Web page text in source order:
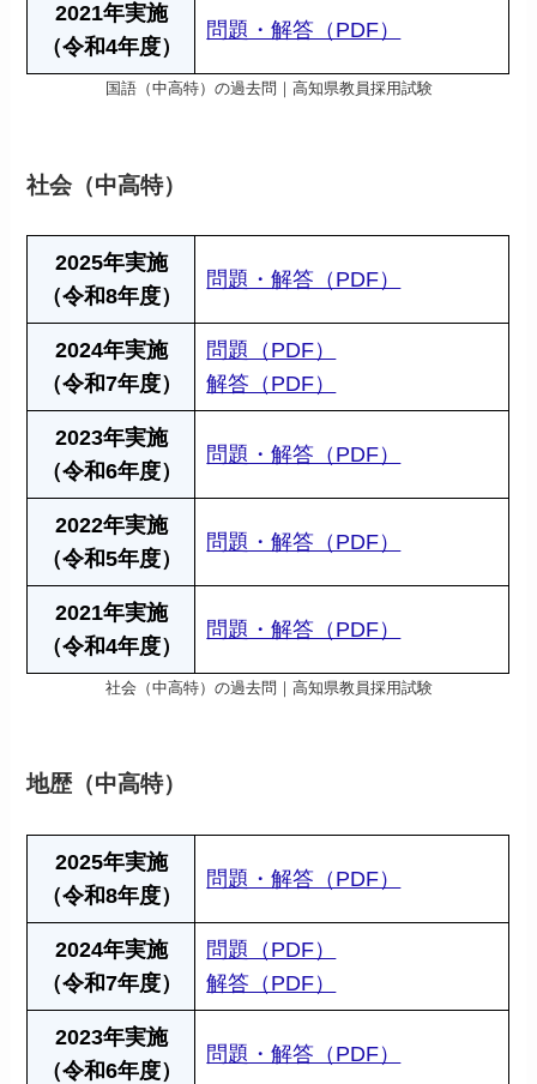
2021年実施
（令和4年度）
問題・解答（PDF）
国語（中高特）の過去問｜高知県教員採用試験
社会（中高特）
2025年実施
（令和8年度）
問題・解答（PDF）
2024年実施
（令和7年度）
問題（PDF）
解答（PDF）
2023年実施
（令和6年度）
問題・解答（PDF）
2022年実施
（令和5年度）
問題・解答（PDF）
2021年実施
（令和4年度）
問題・解答（PDF）
社会（中高特）の過去問｜高知県教員採用試験
地歴（中高特）
2025年実施
（令和8年度）
問題・解答（PDF）
2024年実施
（令和7年度）
問題（PDF）
解答（PDF）
2023年実施
（令和6年度）
問題・解答（PDF）